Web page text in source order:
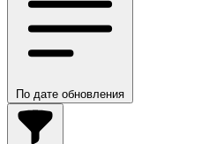
По дате обновления